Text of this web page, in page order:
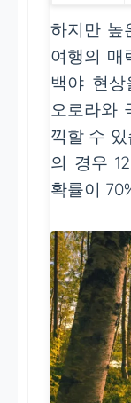
하지만 높
여행의 매
백야 현
오로라와
끽할 수
의 경우
확률이